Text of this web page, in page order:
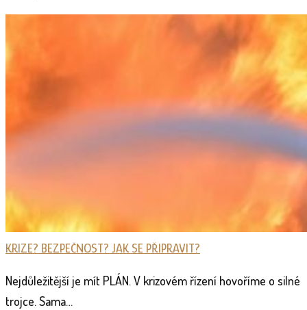
KRIZE? BEZPEČNOST? JAK SE PŘIPRAVIT?
Nejdůležitější je mít PLÁN. V krizovém řízení hovoříme o silné
trojce. Sama…